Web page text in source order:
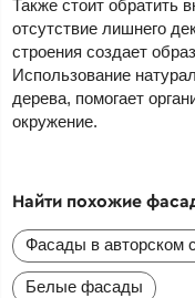
Также стоит обратить
отсутствие лишнего
строения создает
Использование
дерева, помогает
окружение.
Найти похожие
Фасады в авторском
Белые фасады